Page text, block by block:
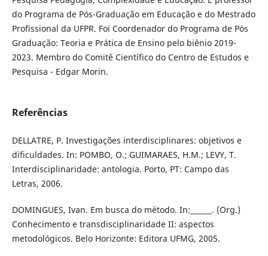
do Programa de Pós-Graduação em Educação e do Mestrado
Profissional da UFPR. Foi Coordenador do Programa de Pós
Graduação: Teoria e Prática de Ensino pelo biênio 2019-
2023. Membro do Comitê Científico do Centro de Estudos e
Pesquisa - Edgar Morin.
Referências
DELLATRE, P. Investigações interdisciplinares: objetivos e
dificuldades. In: POMBO, O.; GUIMARAES, H.M.; LEVY, T.
Interdisciplinaridade: antologia. Porto, PT: Campo das
Letras, 2006.
DOMINGUES, Ivan. Em busca do método. In:______. (Org.)
Conhecimento e transdisciplinaridade II: aspectos
metodológicos. Belo Horizonte: Editora UFMG, 2005.